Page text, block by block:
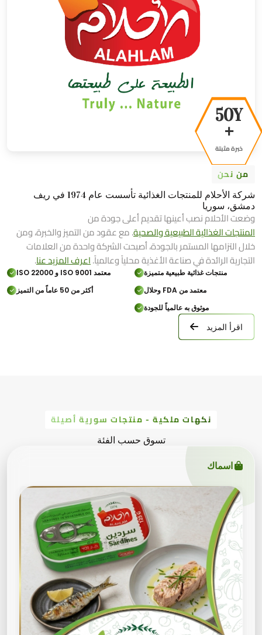
50Y
+
خبرة مثبتة
من نحن
شركة الأحلام للمنتجات الغذائية تأسست عام 1974 في ريف
دمشق، سوريا
وضعت الأحلام نصب أعينها تقديم أعلى جودة من
المنتجات الغذائية الطبيعية والصحية. مع عقود من التميز والخبرة، ومن
خلال التزامها المستمر بالجودة، أصبحت الشركة واحدة من العلامات
التجارية الرائدة في صناعة الأغذية محلياً وعالمياً.اعرف المزيد عنا.
منتجات غذائية طبيعية متميزة
معتمد ISO 9001 و ISO 22000
معتمد من FDA وحلال
أكثر من 50 عاماً من التميز
موثوق به عالمياً للجودة
اقرأ المزيد
نكهات ملكية - منتجات سورية أصيلة
تسوق حسب الفئة
اسماك